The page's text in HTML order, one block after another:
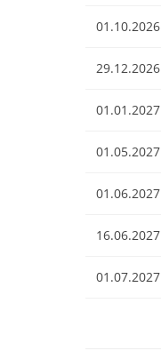
01.10.2026
29.12.2026
01.01.2027
01.05.2027
01.06.2027
16.06.2027
01.07.2027